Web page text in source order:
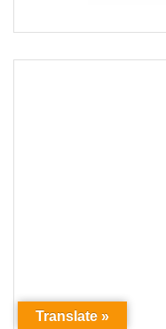
Translate »